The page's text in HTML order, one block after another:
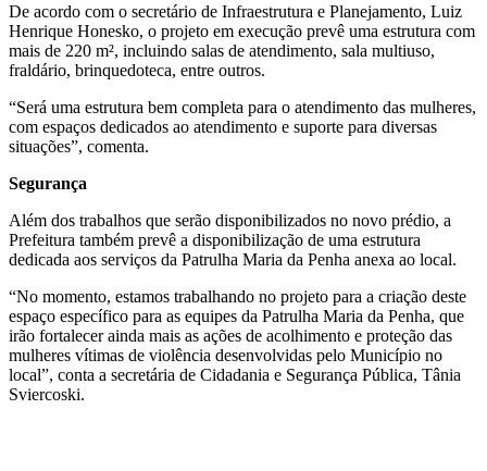
De acordo com o secretário de Infraestrutura e Planejamento, Luiz
Henrique Honesko, o projeto em execução prevê uma estrutura com
mais de 220 m², incluindo salas de atendimento, sala multiuso,
fraldário, brinquedoteca, entre outros.
“Será uma estrutura bem completa para o atendimento das mulheres,
com espaços dedicados ao atendimento e suporte para diversas
situações”, comenta.
Segurança
Além dos trabalhos que serão disponibilizados no novo prédio, a
Prefeitura também prevê a disponibilização de uma estrutura
dedicada aos serviços da Patrulha Maria da Penha anexa ao local.
“No momento, estamos trabalhando no projeto para a criação deste
espaço específico para as equipes da Patrulha Maria da Penha, que
irão fortalecer ainda mais as ações de acolhimento e proteção das
mulheres vítimas de violência desenvolvidas pelo Município no
local”, conta a secretária de Cidadania e Segurança Pública, Tânia
Sviercoski.